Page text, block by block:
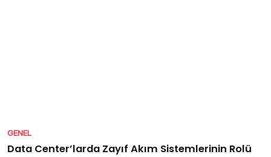
GENEL
Data Center’larda Zayıf Akım Sistemlerinin Rolü